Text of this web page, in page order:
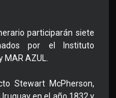
participarán siete
por el Instituto
MAR AZUL.
Stewart McPherson,